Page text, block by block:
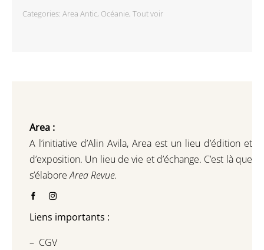
Categories: Area Antic, Océanie, Tout voir
Area :
A l’initiative d’Alin Avila, Area est un lieu d’édition et
d’exposition. Un lieu de vie et d’échange. C’est là que
s’élaboreArea Revue.
Liens importants :
– CGV